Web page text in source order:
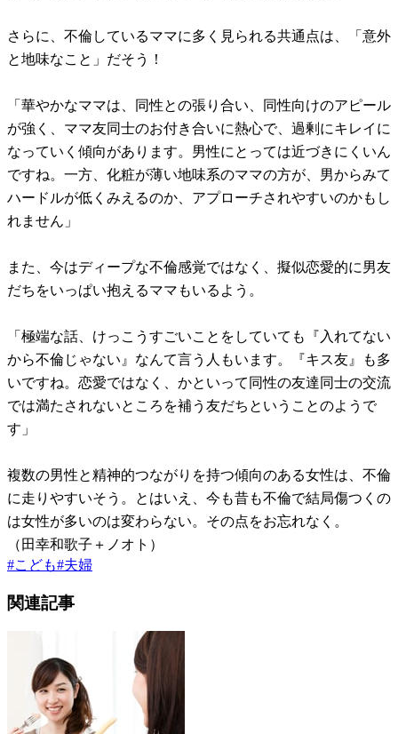
さらに、不倫しているママに多く見られる共通点は、「意外
と地味なこと」だそう！
「華やかなママは、同性との張り合い、同性向けのアピール
が強く、ママ友同士のお付き合いに熱心で、過剰にキレイに
なっていく傾向があります。男性にとっては近づきにくいん
ですね。一方、化粧が薄い地味系のママの方が、男からみて
ハードルが低くみえるのか、アプローチされやすいのかもし
れません」
また、今はディープな不倫感覚ではなく、擬似恋愛的に男友
だちをいっぱい抱えるママもいるよう。
「極端な話、けっこうすごいことをしていても『入れてない
から不倫じゃない』なんて言う人もいます。『キス友』も多
いですね。恋愛ではなく、かといって同性の友達同士の交流
では満たされないところを補う友だちということのようで
す」
複数の男性と精神的つながりを持つ傾向のある女性は、不倫
に走りやすいそう。とはいえ、今も昔も不倫で結局傷つくの
は女性が多いのは変わらない。その点をお忘れなく。
（田幸和歌子＋ノオト）
#こども#夫婦
関連記事